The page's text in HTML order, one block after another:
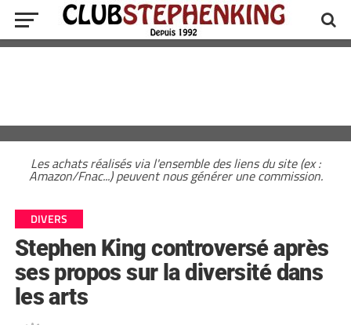
Les achats réalisés via l'ensemble des liens du site (ex :
Amazon/Fnac...) peuvent nous générer une commission.
DIVERS
Stephen King controversé après
ses propos sur la diversité dans
les arts